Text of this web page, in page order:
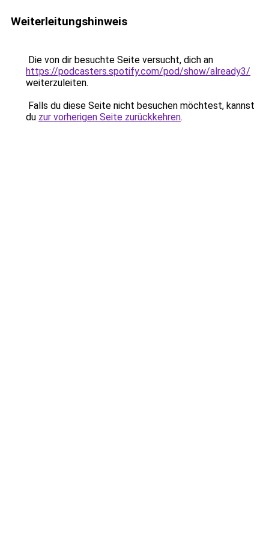
Weiterleitungshinweis
Die von dir besuchte Seite versucht, dich an
https://podcasters.spotify.com/pod/show/already3/
weiterzuleiten.
Falls du diese Seite nicht besuchen möchtest, kannst
du zur vorherigen Seite zurückkehren.